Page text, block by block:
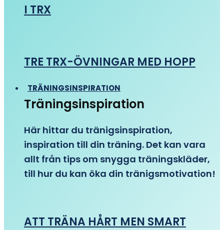
I TRX
TRE TRX-ÖVNINGAR MED HOPP
TRÄNINGSINSPIRATION
Träningsinspiration
Här hittar du tränigsinspiration,
inspiration till din träning. Det kan vara
allt från tips om snygga träningskläder,
till hur du kan öka din tränigsmotivation!
ATT TRÄNA HÅRT MEN SMART